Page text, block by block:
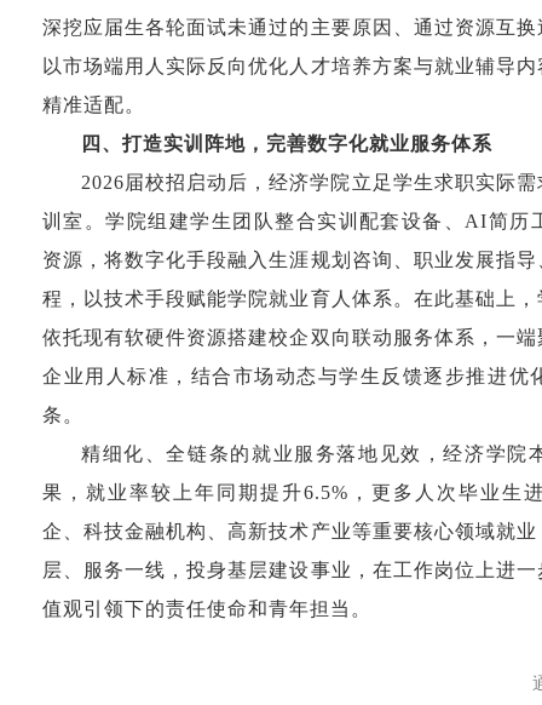
深挖应届生各轮面试未通过的主要原因、通过资源互
以市场端用人实际反向优化人才培养方案与就业辅导
精准适配。
四、打造实训阵地，完善数字化就业服务体系
2026届校招启动后，经济学院立足学生求职实际
训室。学院组建学生团队整合实训配套设备、 AI简历
资源，将数字化手段融入生涯规划咨询、职业发展指
程，以技术手段赋能学院就业育人体系。在此基础上
依托现有软硬件资源搭建校企双向联动服务体系，一
企业用人标准，结合市场动态与学生反馈逐步推进优
条。
精细化、全链条的就业服务落地见效，经济学院
果，就业率较上年同期提升6.5% ，更多人次毕业生
企、科技金融机构、高新技术产业等重要核心领域就
层、服务一线，投身基层建设事业，在工作岗位上进
值观引领下的责任使命和青年担当。